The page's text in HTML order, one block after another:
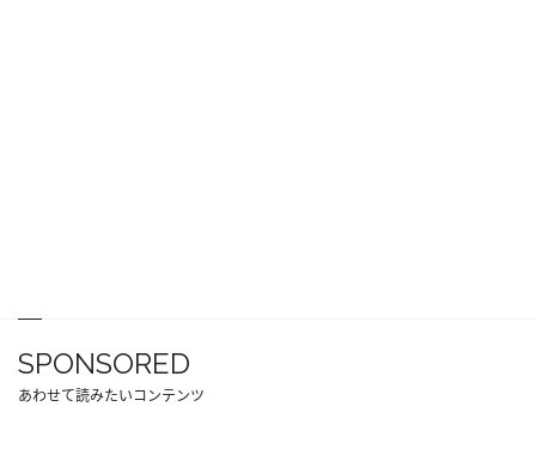
SPONSORED
あわせて読みたいコンテンツ